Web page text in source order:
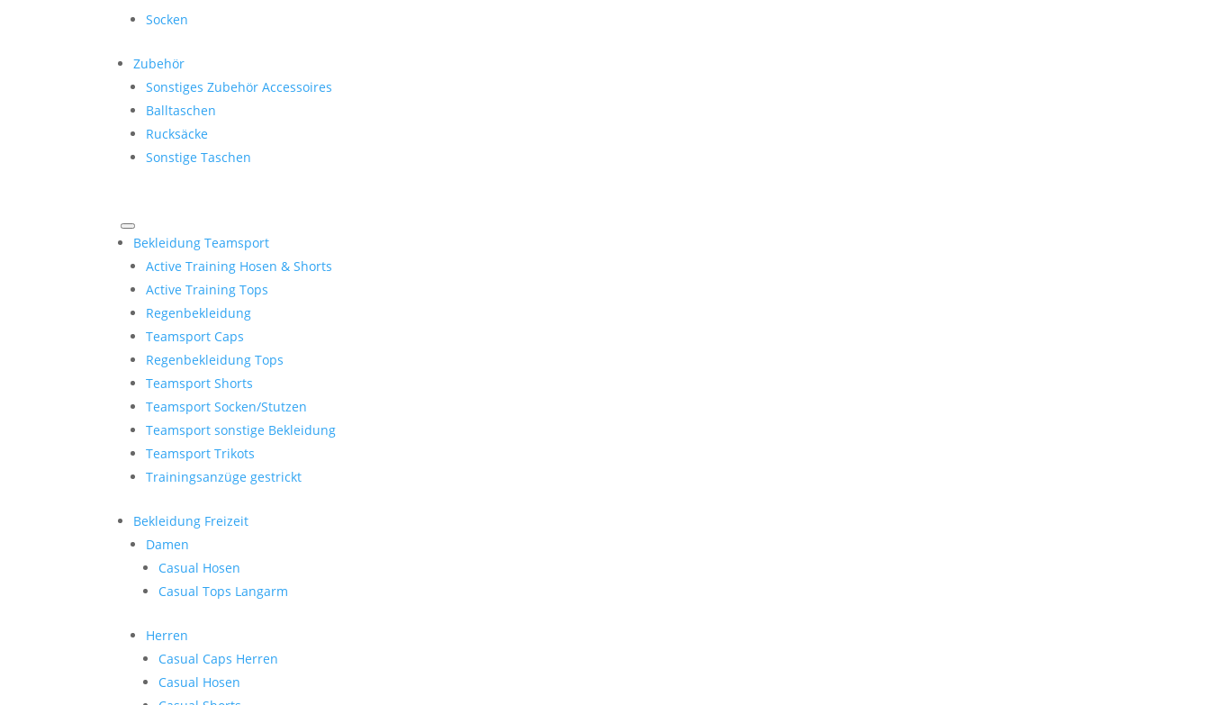
Socken
Zubehör
Sonstiges Zubehör Accessoires
Balltaschen
Rucksäcke
Sonstige Taschen
Bekleidung Teamsport
Active Training Hosen & Shorts
Active Training Tops
Regenbekleidung
Teamsport Caps
Regenbekleidung Tops
Teamsport Shorts
Teamsport Socken/Stutzen
Teamsport sonstige Bekleidung
Teamsport Trikots
Trainingsanzüge gestrickt
Bekleidung Freizeit
Damen
Casual Hosen
Casual Tops Langarm
Herren
Casual Caps Herren
Casual Hosen